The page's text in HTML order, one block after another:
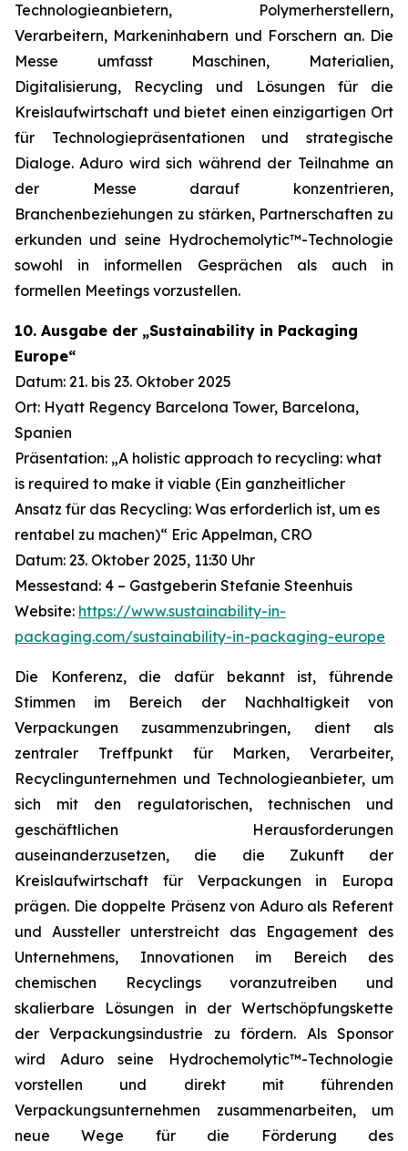
Technologieanbietern, Polymerherstellern,
Verarbeitern, Markeninhabern und Forschern an. Die
Messe umfasst Maschinen, Materialien,
Digitalisierung, Recycling und Lösungen für die
Kreislaufwirtschaft und bietet einen einzigartigen Ort
für Technologiepräsentationen und strategische
Dialoge. Aduro wird sich während der Teilnahme an
der Messe darauf konzentrieren,
Branchenbeziehungen zu stärken, Partnerschaften zu
erkunden und seine Hydrochemolytic™-Technologie
sowohl in informellen Gesprächen als auch in
formellen Meetings vorzustellen.
10. Ausgabe der „Sustainability in Packaging
Europe“
Datum: 21. bis 23. Oktober 2025
Ort: Hyatt Regency Barcelona Tower, Barcelona,
Spanien
Präsentation: „A holistic approach to recycling: what
is required to make it viable (Ein ganzheitlicher
Ansatz für das Recycling: Was erforderlich ist, um es
rentabel zu machen)“ Eric Appelman, CRO
Datum: 23. Oktober 2025, 11:30 Uhr
Messestand: 4 – Gastgeberin Stefanie Steenhuis
Website: https://www.sustainability-in-
packaging.com/sustainability-in-packaging-europe
Die Konferenz, die dafür bekannt ist, führende
Stimmen im Bereich der Nachhaltigkeit von
Verpackungen zusammenzubringen, dient als
zentraler Treffpunkt für Marken, Verarbeiter,
Recyclingunternehmen und Technologieanbieter, um
sich mit den regulatorischen, technischen und
geschäftlichen Herausforderungen
auseinanderzusetzen, die die Zukunft der
Kreislaufwirtschaft für Verpackungen in Europa
prägen. Die doppelte Präsenz von Aduro als Referent
und Aussteller unterstreicht das Engagement des
Unternehmens, Innovationen im Bereich des
chemischen Recyclings voranzutreiben und
skalierbare Lösungen in der Wertschöpfungskette
der Verpackungsindustrie zu fördern. Als Sponsor
wird Aduro seine Hydrochemolytic™-Technologie
vorstellen und direkt mit führenden
Verpackungsunternehmen zusammenarbeiten, um
neue Wege für die Förderung des